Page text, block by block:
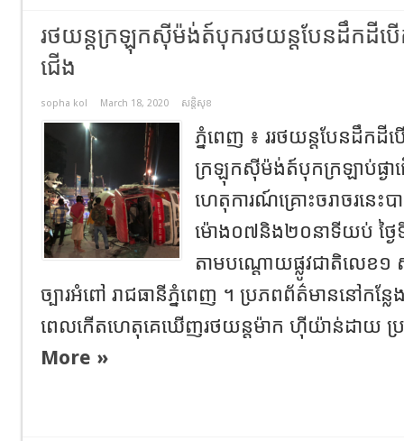
រថយន្តក្រឡុកសុីម៉ង់ត៍បុករថយន្តបែនដឹកដីបើក​ប
ជើង
sopha kol March 18, 2020 សន្តិសុខ
ភ្នំពេញ​ ៖​ ររថយន្តបែនដឹកដីប
ក្រឡុកសុីម៉ង់ត៍បុកក្រឡាប់ផ្ងា
ហេតុការណ៍គ្រោះចរាចរនេះ​
ម៉ោង០៧និង​២០​នាទីយប់​ ថ្ងៃ
តាម​បណ្ដោយផ្លូវជាតិលេខ១​
ច្បារអំពៅ​ រាជធានីភ្នំពេញ​ ។ ​ប្រភពព័ត៌មាននៅកន្ល
ពេលកើតហេតុគេឃេីញរថយន្តម៉ាក​ ហុីយ៉ាន់ដាយ​ ប្
More »